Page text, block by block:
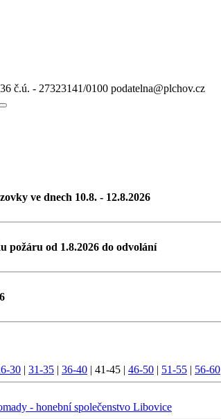
č.ú. - 27323141/0100 podatelna@plchov.cz
ve dnech 10.8. - 12.8.2026
požáru od 1.8.2026 do odvolání
30 31-35 36-40 41-45 46-50 51-55 56-60
- honební společenstvo Libovice